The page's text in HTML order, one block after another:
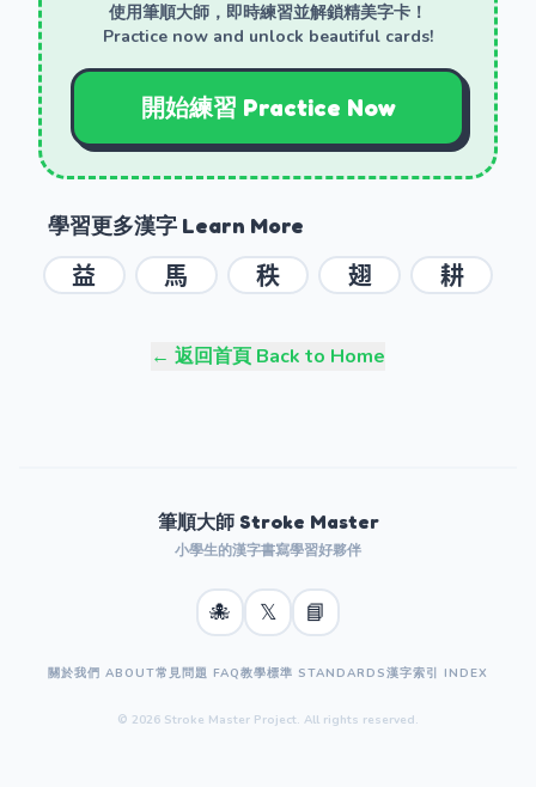
使用筆順大師，即時練習並解鎖精美字卡！
Practice now and unlock beautiful cards!
開始練習 Practice Now
學習更多漢字 Learn More
益 馬 秩 翅 耕
← 返回首頁 Back to Home
筆順大師 Stroke Master
小學生的漢字書寫學習好夥伴
🐙 𝕏 📘
關於我們 ABOUT常見問題 FAQ教學標準 STANDARDS漢字索引 INDEX
© 2026 Stroke Master Project. All rights reserved.